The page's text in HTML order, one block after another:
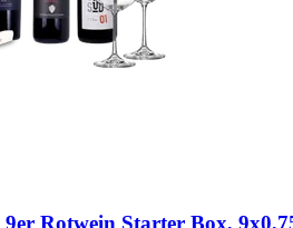
9er Rotwein Starter Box,